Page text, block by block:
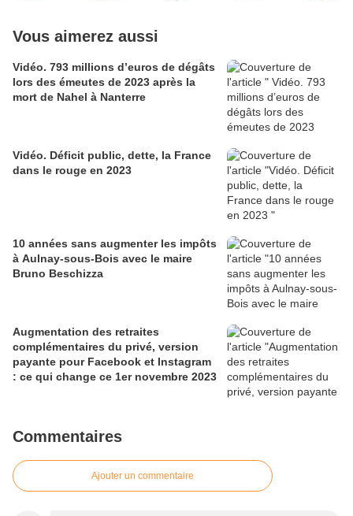
Vous aimerez aussi
Vidéo. 793 millions d’euros de dégâts
lors des émeutes de 2023 après la
mort de Nahel à Nanterre
Vidéo. Déficit public, dette, la France
dans le rouge en 2023
10 années sans augmenter les impôts
à Aulnay-sous-Bois avec le maire
Bruno Beschizza
Augmentation des retraites
complémentaires du privé, version
payante pour Facebook et Instagram
: ce qui change ce 1er novembre 2023
Commentaires
Ajouter un commentaire